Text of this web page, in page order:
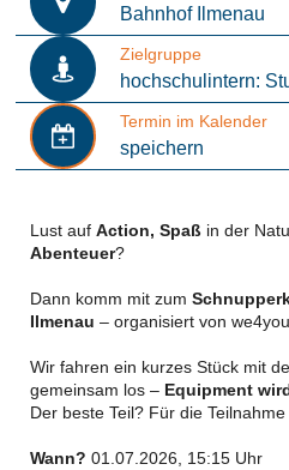
Bahnhof Ilmenau
Zielgruppe
hochschulintern:
Termin im Kalender
speichern
Lust auf Action, Spaß in der
Abenteuer?
Dann komm mit zum
Ilmenau – organisiert von
Wir fahren ein kurzes Stück mit
gemeinsam los – Equipment
Der beste Teil? Für die Teilnahme
Wann? 01.07.2026, 15:15 Uhr